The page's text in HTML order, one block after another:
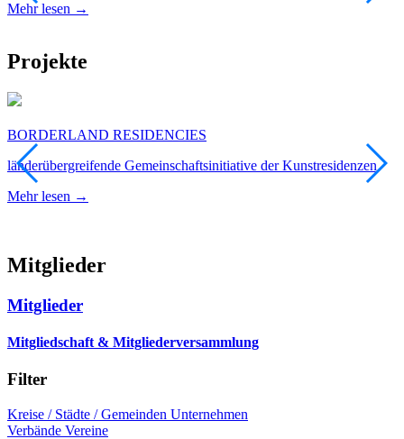
Mehr lesen →
Projekte
BORDERLAND RESIDENCIES
länderübergreifende Gemeinschaftsinitiative der Kunstresidenzen
Mehr lesen →
Mitglieder
Mitglieder
Mitgliedschaft & Mitgliederversammlung
Filter
Kreise / Städte / Gemeinden Unternehmen
Verbände Vereine